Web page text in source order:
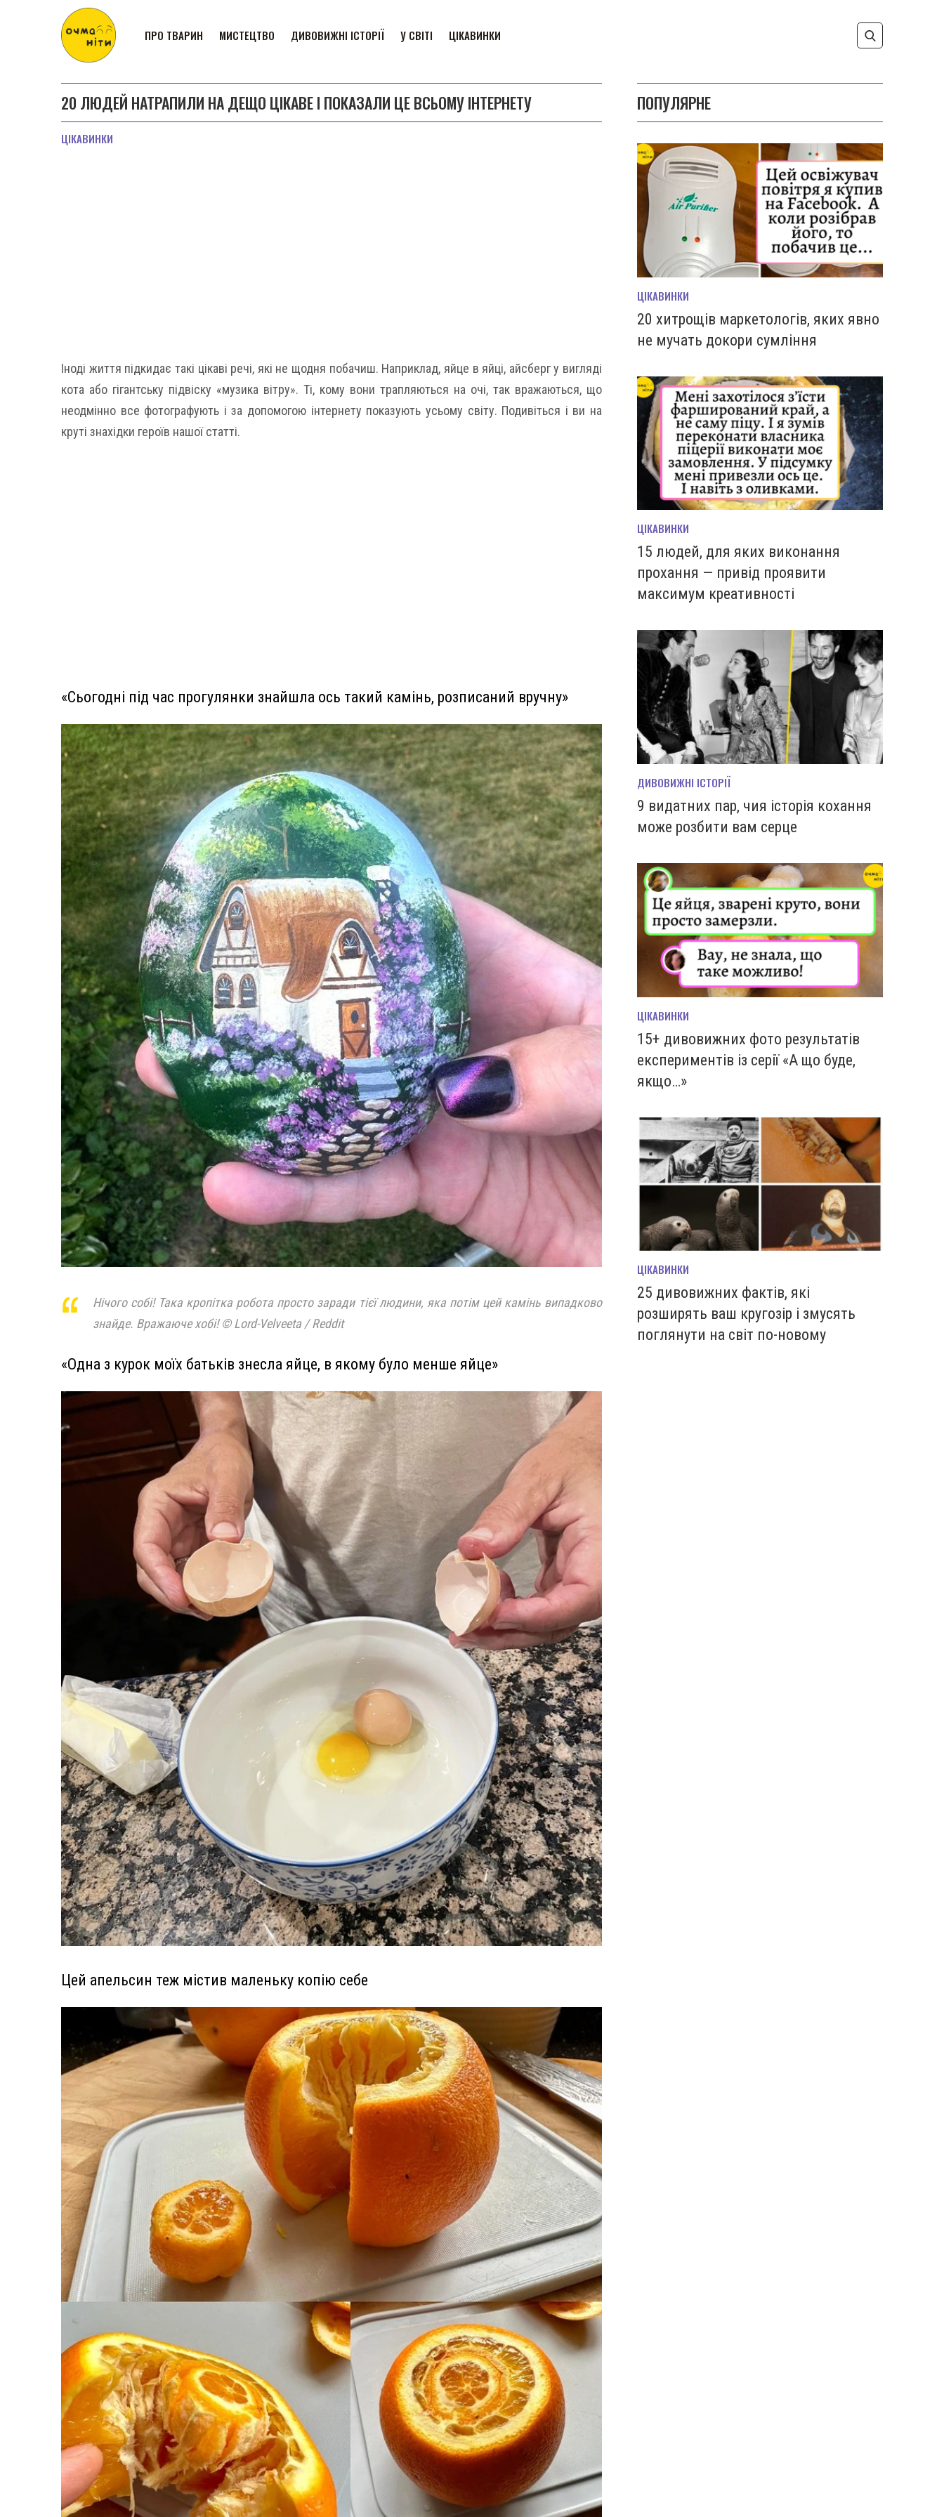
ПРО ТВАРИН МИСТЕЦТВО ДИВОВИЖНІ ІСТОРІЇ У СВІТІ ЦІКАВИНКИ
20 ЛЮДЕЙ НАТРАПИЛИ НА ДЕЩО ЦІКАВЕ І ПОКАЗАЛИ ЦЕ ВСЬОМУ ІНТЕРНЕТУ
ЦІКАВИНКИ
Іноді життя підкидає такі цікаві речі, які не щодня побачиш. Наприклад, яйце в яйці, айсберг у вигляді
кота або гігантську підвіску «музика вітру». Ті, кому вони трапляються на очі, так вражаються, що
неодмінно все фотографують і за допомогою інтернету показують усьому світу. Подивіться і ви на
круті знахідки героїв нашої статті.
«Сьогодні під час прогулянки знайшла ось такий камінь, розписаний вручну»
Нічого собі! Така кропітка робота просто заради тієї людини, яка потім цей камінь випадково
знайде. Вражаюче хобі! © Lord-Velveeta / Reddit
«Одна з курок моїх батьків знесла яйце, в якому було менше яйце»
Цей апельсин теж містив маленьку копію себе
ПОПУЛЯРНЕ
ЦІКАВИНКИ
20 хитрощів маркетологів, яких явно
не мучать докори сумління
ЦІКАВИНКИ
15 людей, для яких виконання
прохання — привід проявити
максимум креативності
ДИВОВИЖНІ ІСТОРІЇ
9 видатних пар, чия історія кохання
може розбити вам серце
ЦІКАВИНКИ
15+ дивовижних фото результатів
експериментів із серії «А що буде,
якщо…»
ЦІКАВИНКИ
25 дивовижних фактів, які
розширять ваш кругозір і змусять
поглянути на світ по-новому